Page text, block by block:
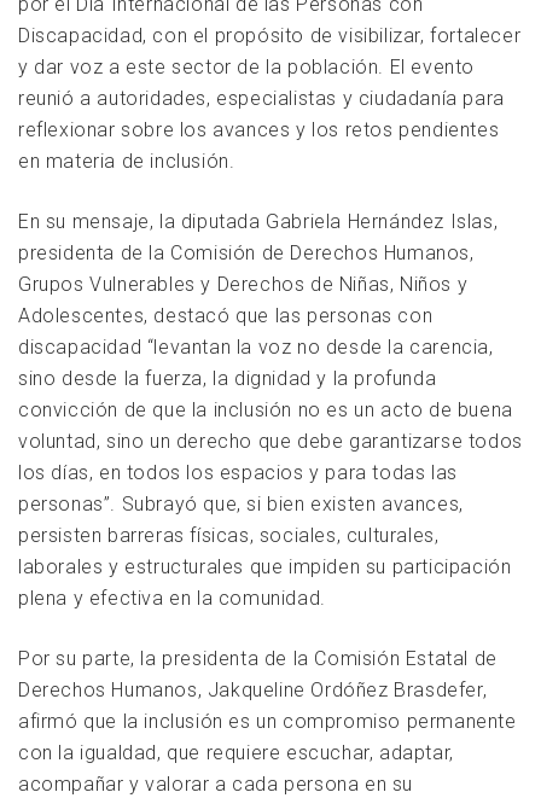
Discapacidad, con el propósito de visibilizar, fortalecer
y dar voz a este sector de la población. El evento
reunió a autoridades, especialistas y ciudadanía para
reflexionar sobre los avances y los retos pendientes
en materia de inclusión.
En su mensaje, la diputada Gabriela Hernández Islas,
presidenta de la Comisión de Derechos Humanos,
Grupos Vulnerables y Derechos de Niñas, Niños y
Adolescentes, destacó que las personas con
discapacidad “levantan la voz no desde la carencia,
sino desde la fuerza, la dignidad y la profunda
convicción de que la inclusión no es un acto de buena
voluntad, sino un derecho que debe garantizarse todos
los días, en todos los espacios y para todas las
personas”. Subrayó que, si bien existen avances,
persisten barreras físicas, sociales, culturales,
laborales y estructurales que impiden su participación
plena y efectiva en la comunidad.
Por su parte, la presidenta de la Comisión Estatal de
Derechos Humanos, Jakqueline Ordóñez Brasdefer,
afirmó que la inclusión es un compromiso permanente
con la igualdad, que requiere escuchar, adaptar,
acompañar y valorar a cada persona en su